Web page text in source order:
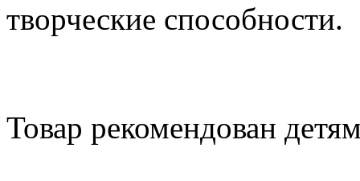
творческие способности.
Товар рекомендован